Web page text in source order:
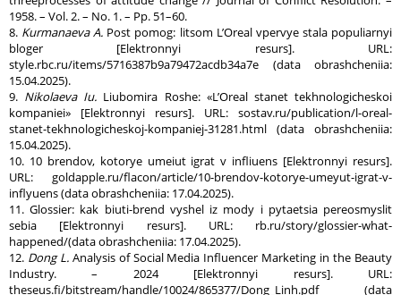
1958. – Vol. 2. – No. 1. – Pp. 51–60.
8. Kurmanaeva A. Post pomog: litsom L’Oreal vpervye stala populiarnyi
bloger [Elektronnyi resurs]. URL:
style.rbc.ru/items/5716387b9a79472acdb34a7e (data obrashcheniia:
15.04.2025).
9. Nikolaeva Iu. Liubomira Roshe: «L’Oreal stanet tekhnologicheskoi
kompaniei» [Elektronnyi resurs]. URL: sostav.ru/publication/l-oreal-
stanet-tekhnologicheskoj-kompaniej-31281.html (data obrashcheniia:
15.04.2025).
10. 10 brendov, kotorye umeiut igrat v infliuens [Elektronnyi resurs].
URL: goldapple.ru/flacon/article/10-brendov-kotorye-umeyut-igrat-v-
inflyuens (data obrashcheniia: 17.04.2025).
11. Glossier: kak biuti-brend vyshel iz mody i pytaetsia pereosmyslit
sebia [Elektronnyi resurs]. URL: rb.ru/story/glossier-what-
happened/(data obrashcheniia: 17.04.2025).
12. Dong L.Analysis of Social Media Influencer Marketing in the Beauty
Industry. – 2024 [Elektronnyi resurs]. URL:
theseus.fi/bitstream/handle/10024/865377/Dong_Linh.pdf (data